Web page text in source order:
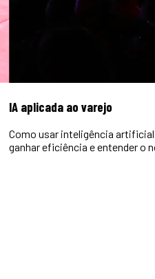
IA aplicada ao varejo
Como usar inteligência
ganhar eficiência e entender o